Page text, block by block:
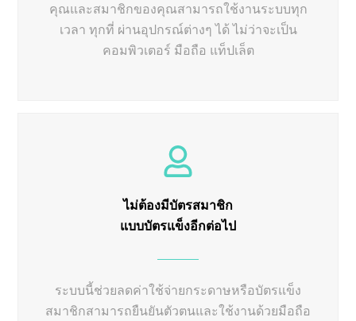
คุณและสมาชิกของคุณสามารถใช้งานระบบทุก
เวลา ทุกที่ ผ่านอุปกรณ์ต่างๆ ได้ ไม่ว่าจะเป็น
คอมพิวเตอร์ มือถือ แท็ปเล็ต
ไม่ต้องมีบัตรสมาชิก
แบบบัตรแข็งอีกต่อไป
ระบบนี้ช่วยลดค่าใช้จ่ายกระดาษหรือบัตรแข็ง
สมาชิกสามารถยืนยันตัวตนและใช้งานด้วยมือถือ